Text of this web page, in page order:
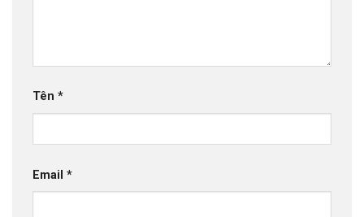
Tên *
Email *